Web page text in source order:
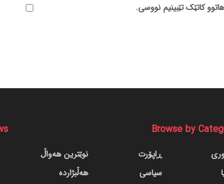
کاتێک تێبینیم نووسی.
Browse by
ڕاپۆرت
سیاسی
نوێترین هەواڵ
هەڵبژاردە